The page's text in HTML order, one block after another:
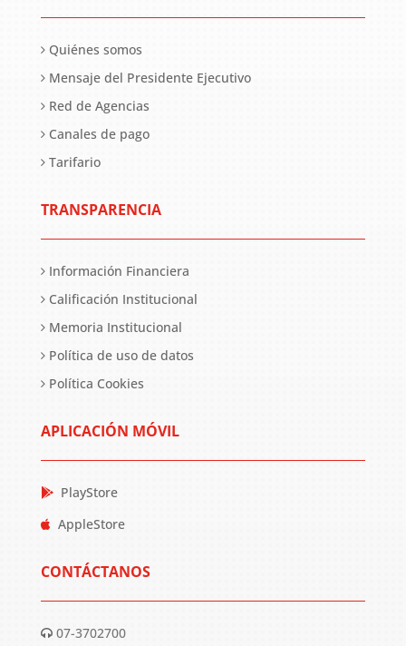
Quiénes somos
Mensaje del Presidente Ejecutivo
Red de Agencias
Canales de pago
Tarifario
TRANSPARENCIA
Información Financiera
Calificación Institucional
Memoria Institucional
Política de uso de datos
Política Cookies
APLICACIÓN MÓVIL
PlayStore
AppleStore
CONTÁCTANOS
07-3702700